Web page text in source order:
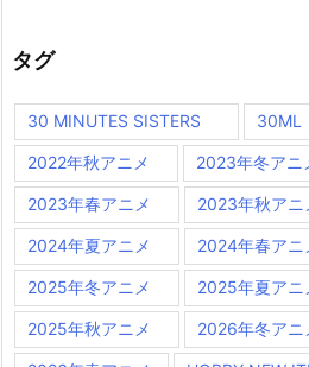
タグ
30 MINUTES SISTERS 30ML
2022年秋アニメ 2023年冬アニ
2023年春アニメ 2023年秋アニ
2024年夏アニメ 2024年春アニ
2025年冬アニメ 2025年夏アニ
2025年秋アニメ 2026年冬アニ